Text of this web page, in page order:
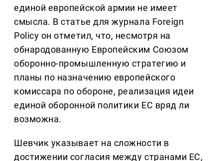
единой европейской армии не имеет
смысла. В статье для журнала Foreign
Policy он отметил, что, несмотря на
обнародованную Европейским Союзом
оборонно-промышленную стратегию и
планы по назначению европейского
комиссара по обороне, реализация идеи
единой оборонной политики ЕС вряд ли
возможна.
Шевчик указывает на сложности в
достижении согласия между странами ЕС,